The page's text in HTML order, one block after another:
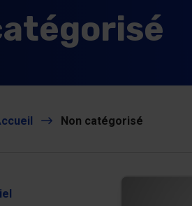
Non catégorisé